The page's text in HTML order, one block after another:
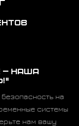
— НАША
на
системы
нам вашу